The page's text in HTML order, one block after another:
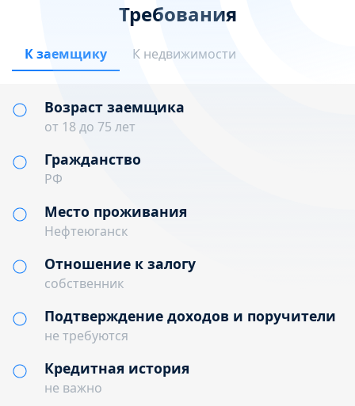
Требования
К заемщику К недвижимости
Возраст заемщика
от 18 до 75 лет
Гражданство
РФ
Место проживания
Нефтеюганск
Отношение к залогу
собственник
Подтверждение доходов и поручители
не требуются
Кредитная история
не важно